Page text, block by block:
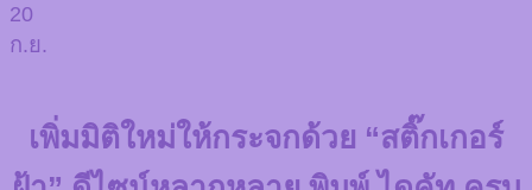
20
ก.ย.
เพิ่มมิติใหม่ให้กระจกด้วย “สติ๊กเกอร์